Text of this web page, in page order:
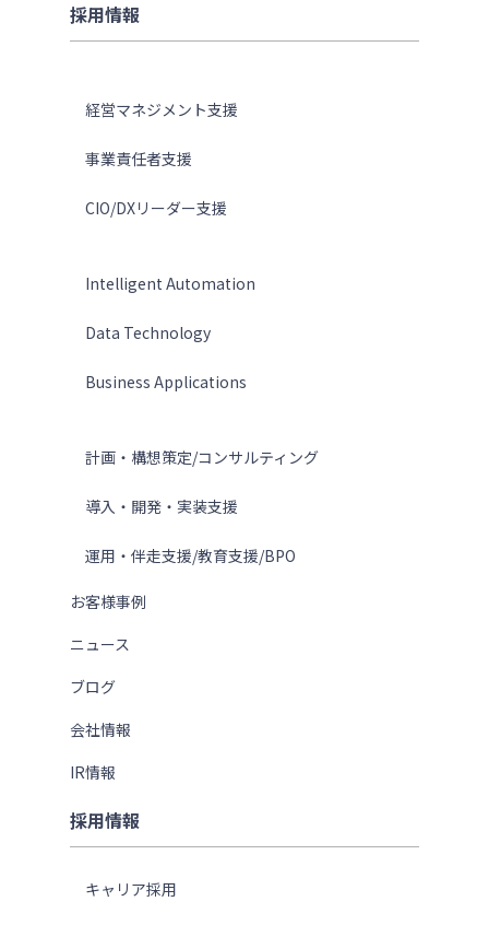
採用情報
経営マネジメント支援
事業責任者支援
CIO/DXリーダー支援
Intelligent Automation
Data Technology
Business Applications
計画・構想策定/コンサルティング
導入・開発・実装支援
運用・伴走支援/教育支援/BPO
お客様事例
ニュース
ブログ
会社情報
IR情報
採用情報
キャリア採用